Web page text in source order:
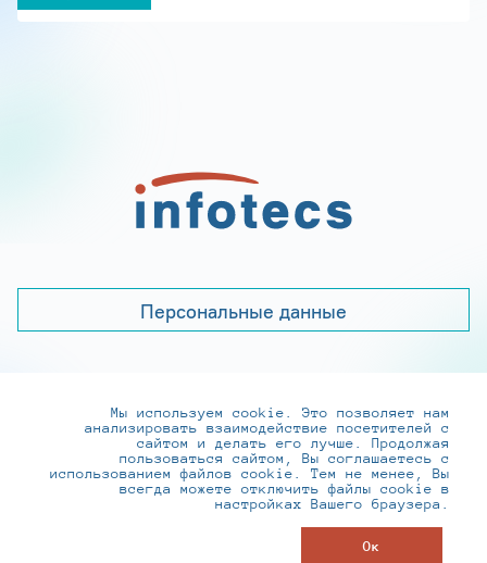
Персональные данные
+7 (495) 737-6192, 8-800-250-0-260
practice@infotecs.ru,hr@infotecs.ru
127273, г. Москва, Отрадная ул., 2Б строение 1
Мы используем cookie. Это позволяет нам
анализировать взаимодействие посетителей с
сайтом и делать его лучше. Продолжая
пользоваться сайтом, Вы соглашаетесь с
использованием файлов cookie. Тем не менее, Вы
всегда можете отключить файлы cookie в
настройках Вашего браузера.
Ок